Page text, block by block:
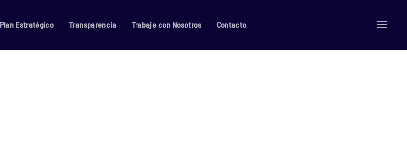
Plan Estratégico Transparencia Trabaje con Nosotros Contacto